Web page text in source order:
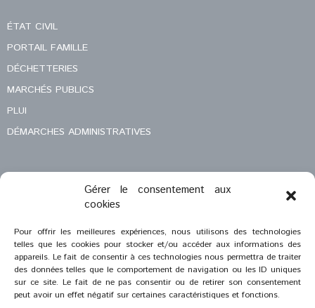
Gérer le consentement aux
cookies
Pour offrir les meilleures expériences, nous utilisons des technologies
telles que les cookies pour stocker et/ou accéder aux informations des
appareils. Le fait de consentir à ces technologies nous permettra de traiter
des données telles que le comportement de navigation ou les ID uniques
sur ce site. Le fait de ne pas consentir ou de retirer son consentement
peut avoir un effet négatif sur certaines caractéristiques et fonctions.
ÉTAT CIVIL
PORTAIL FAMILLE
DÉCHETTERIES
MARCHÉS PUBLICS
PLUI
DÉMARCHES ADMINISTRATIVES
MENTIONS LÉGALES